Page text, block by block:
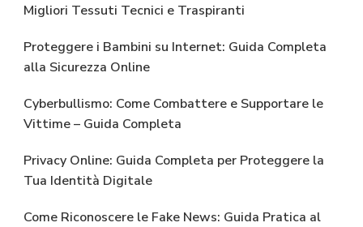
Migliori Tessuti Tecnici e Traspiranti
Proteggere i Bambini su Internet: Guida Completa
alla Sicurezza Online
Cyberbullismo: Come Combattere e Supportare le
Vittime – Guida Completa
Privacy Online: Guida Completa per Proteggere la
Tua Identità Digitale
Come Riconoscere le Fake News: Guida Pratica al